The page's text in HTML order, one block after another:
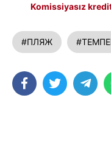
Komissiyasız
#ПЛЯЖ